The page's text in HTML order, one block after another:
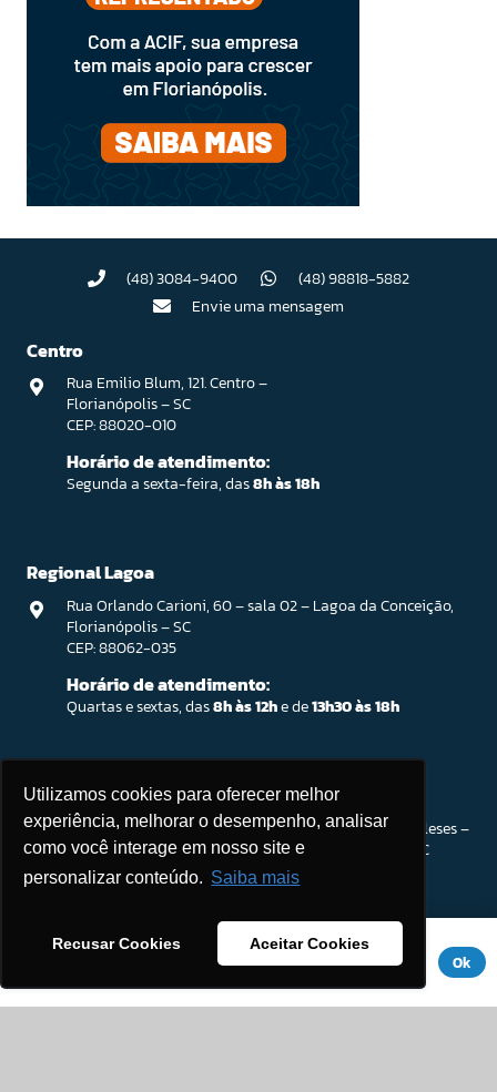
Utilizamos cookies para oferecer melhor
experiência, melhorar o desempenho, analisar
como você interage em nosso site e
personalizar conteúdo. Saiba mais
Recusar Cookies Aceitar Cookies
(48) 3084-9400
(48) 98818-5882
Envie uma mensagem
Centro
Rua Emilio Blum, 121. Centro –
Florianópolis – SC
CEP: 88020-010
Horário de atendimento:
Segunda a sexta-feira, das8h às 18h
Regional Lagoa
Rua Orlando Carioni, 60 – sala 02 – Lagoa da Conceição,
Florianópolis – SC
CEP: 88062-035
Horário de atendimento:
Quartas e sextas, das8h às 12he de13h30 às 18h
Ingleses / Atendimento Parceiro SEBRAE
Rod. João Gualberto Soares, 56 – Open Shopping Ingleses –
Sala 201. Ingleses do Rio Vermelho, Florianópolis – SC
CEP: 88058-300
Segunda a sexta-feira, das8h às 18h
(Intervalo:12h às 13h30
Este site usa cookies para melhorar sua experiência. Se você
continuar a usar este site, você concorda com ele.Aviso de
Privacidade
Ok